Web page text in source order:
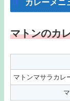
カレーメニ
マトンのカ
マトンマサラカレ